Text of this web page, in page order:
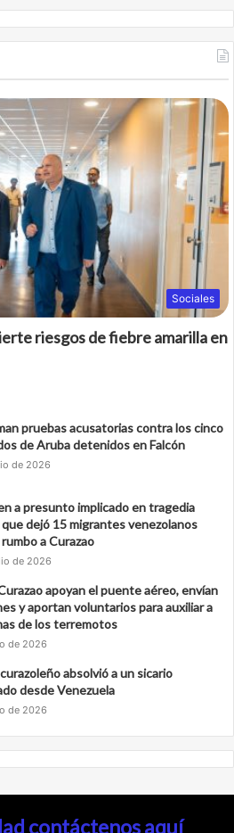
Sociales
riesgos de fiebre amarilla en
pruebas acusatorias contra los cinco
de Aruba detenidos en Falcón
de 2026
a presunto implicado en tragedia
dejó 15 migrantes venezolanos
a Curazao
de 2026
apoyan el puente aéreo, envían
y aportan voluntarios para auxiliar a
de los terremotos
de 2026
absolvió a un sicario
desde Venezuela
de 2026
contáctenos aquí